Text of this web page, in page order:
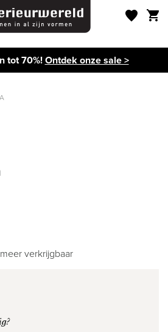
tot 70%!Ontdek onze sale >
verkrijgbaar